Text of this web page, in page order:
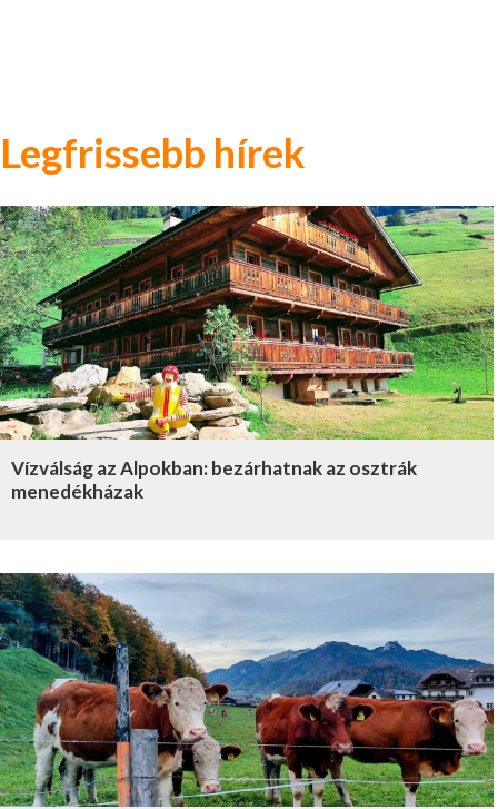
Legfrissebb hírek
Vízválság az Alpokban: bezárhatnak az osztrák
menedékházak